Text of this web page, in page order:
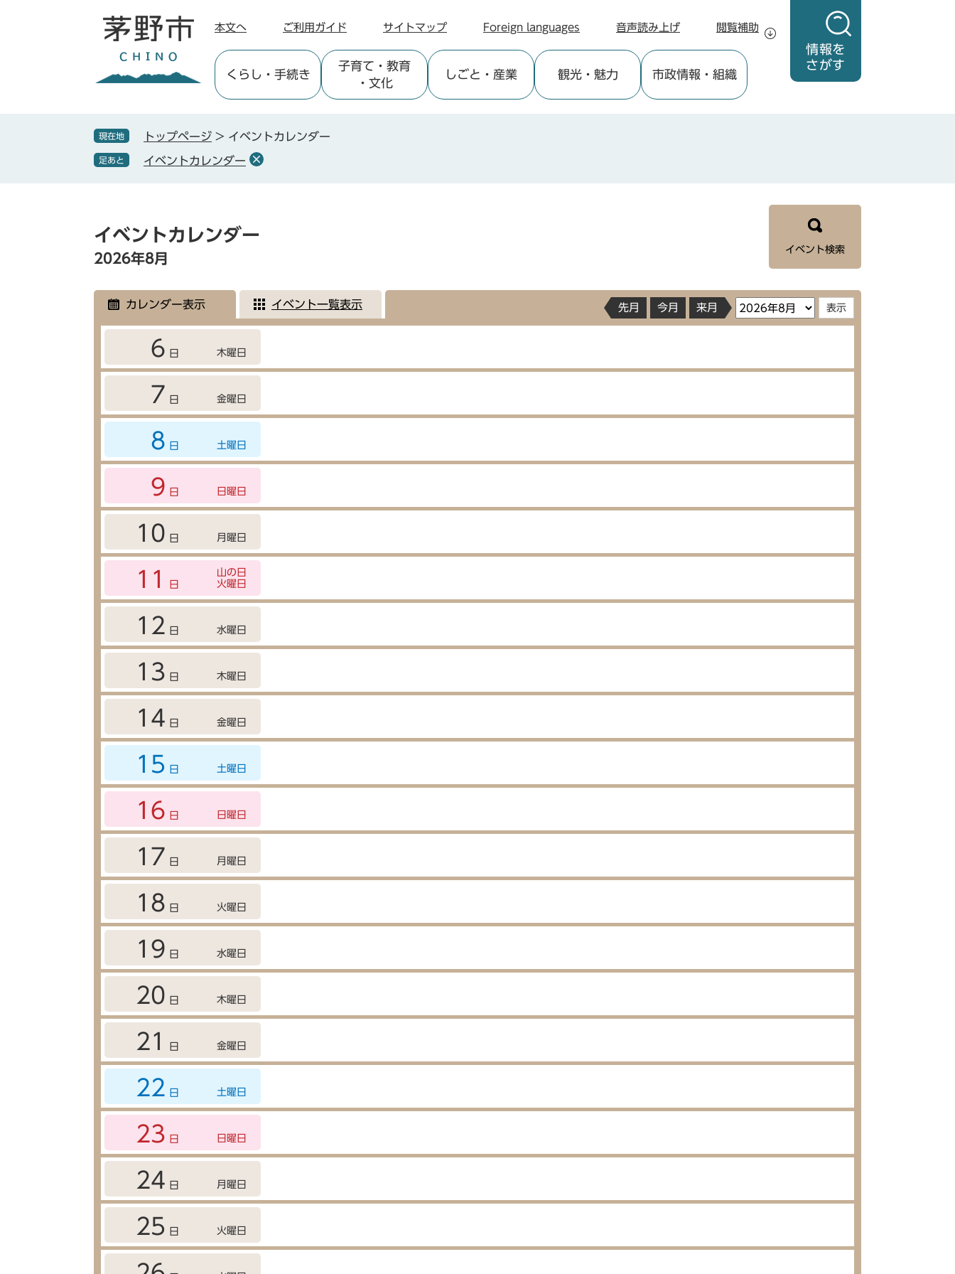
情報を
さがす
本文へ ご利用ガイド サイトマップ Foreign languages 音声読み上げ 閲覧補助
くらし ・手続き
子育て ・教育
・文化
しごと ・産業 観光・魅力 市政情報 ・組織
現在地 トップページ > イベントカレンダー
足あと イベントカレンダー
文
イベントカレンダー
イベント検索
2026年8月
カレンダー表示 イベント一覧表示 先月 今月 来月
6 日 木曜日
7 日 金曜日
8 日 土曜日
9 日 日曜日
10 日 月曜日
11 日
山の日
火曜日
12 日 水曜日
13 日 木曜日
14 日 金曜日
15 日 土曜日
16 日 日曜日
17 日 月曜日
18 日 火曜日
19 日 水曜日
20 日 木曜日
21 日 金曜日
22 日 土曜日
23 日 日曜日
24 日 月曜日
25 日 火曜日